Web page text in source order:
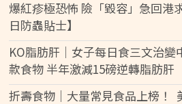
爆紅疹極恐怖 險「毀容」急回港
日防蟲貼士】
KO脂肪肝｜女子每日食三文治變
款食物 半年激減15磅逆轉脂肪肝
折壽食物｜大量常見食品上榜！